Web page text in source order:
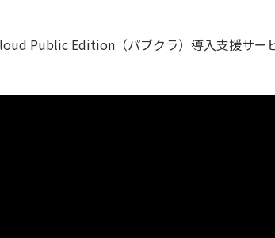
Public Edition（パブクラ）導入支援サー